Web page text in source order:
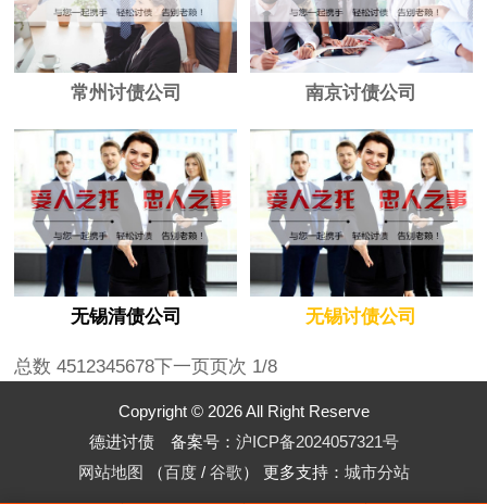
常州讨债公司 南京讨债公司
无锡清债公司 无锡讨债公司
总数 4512345678下一页页次 1/8
Copyright © 2026 All Right Reserve
德进讨债 备案号： 沪ICP备2024057321号
网站地图 （百度/ 谷歌） 更多支持： 城市分站